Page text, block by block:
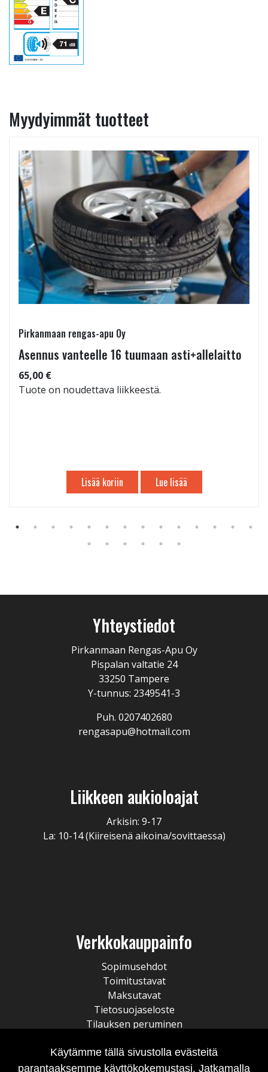
Myydyimmät tuotteet
Pirkanmaan rengas-apu Oy
Asennus vanteelle 16 tuumaan asti+allelaitto
65,00 €
Tuote on noudettava liikkeestä.
Lisää koriin Lue lisää
Yhteystiedot
Pirkanmaan Rengas-Apu Oy
Pispalan valtatie 24
33250 Tampere
Y-tunnus: 2349541-3
Puh. 0207402680
rengasapu@hotmail.com
Liikkeen aukioloajat
Arkisin: 9-17
La: 10-14 (Kiireisenä aikoina/sovittaessa)
Verkkokauppainfo
Sopimusehdot
Toimitustavat
Maksutavat
Tietosuojaseloste
Tilauksen peruminen
Käytämme tällä sivustolla evästeitä
parantaaksemme käyttökokemustasi. Jatkamalla